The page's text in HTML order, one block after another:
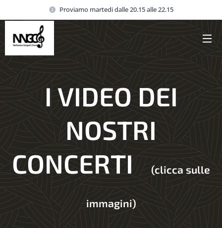
Proviamo martedi dalle 20.15 alle 22.15
I VIDEO DEI
NOSTRI
CONCERTI
(clicca sulle
immagini)